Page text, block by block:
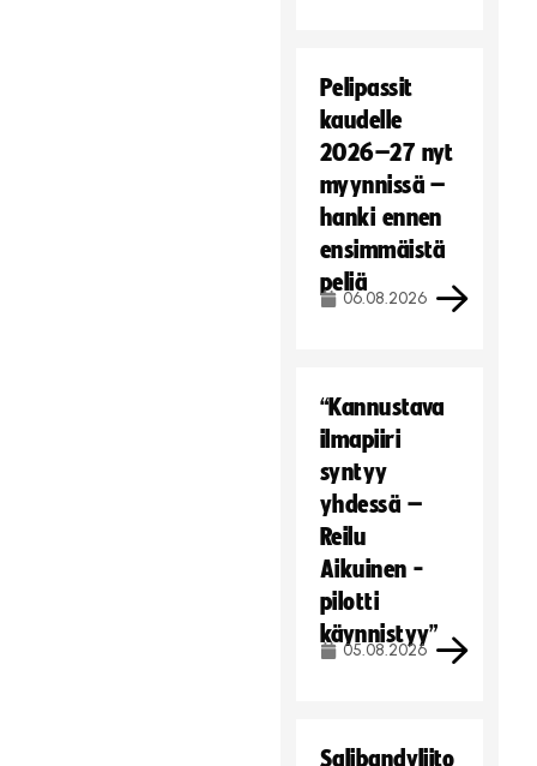
Pelipassit
kaudelle
2026–27 nyt
myynnissä –
hanki ennen
ensimmäistä
peliä
06.08.2026
“Kannustava
ilmapiiri
syntyy
yhdessä –
Reilu
Aikuinen -
pilotti
käynnistyy”
05.08.2026
Salibandyliito